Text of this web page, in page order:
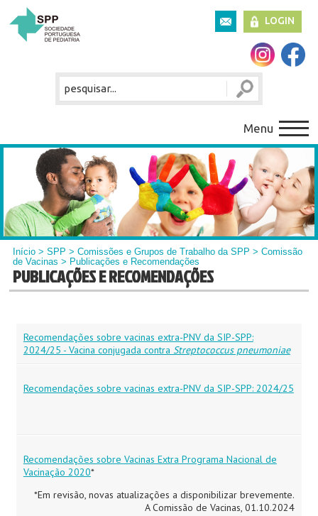
LOGIN
Menu
Início >SPP >Comissões e Grupos de Trabalho da SPP >Comissão
de Vacinas > Publicações e Recomendações
PUBLICAÇÕES E RECOMENDAÇÕES
Recomendações sobre vacinas extra-PNV da SIP-SPP:
2024/25 - Vacina conjugada contra Streptococcus pneumoniae
Recomendações sobre vacinas extra-PNV da SIP-SPP: 2024/25
Recomendações sobre Vacinas Extra Programa Nacional de
Vacinação 2020*
*Em revisão, novas atualizações a disponibilizar brevemente.
A Comissão de Vacinas, 01.10.2024